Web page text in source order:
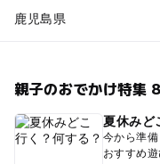
鹿児島県
親子のおでかけ特集
夏休みど
今から準
おすすめ